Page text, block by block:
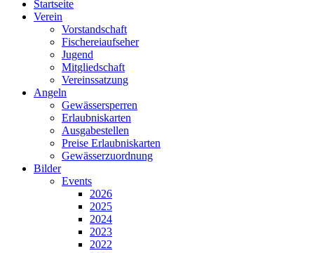
Startseite
Verein
Vorstandschaft
Fischereiaufseher
Jugend
Mitgliedschaft
Vereinssatzung
Angeln
Gewässersperren
Erlaubniskarten
Ausgabestellen
Preise Erlaubniskarten
Gewässerzuordnung
Bilder
Events
2026
2025
2024
2023
2022